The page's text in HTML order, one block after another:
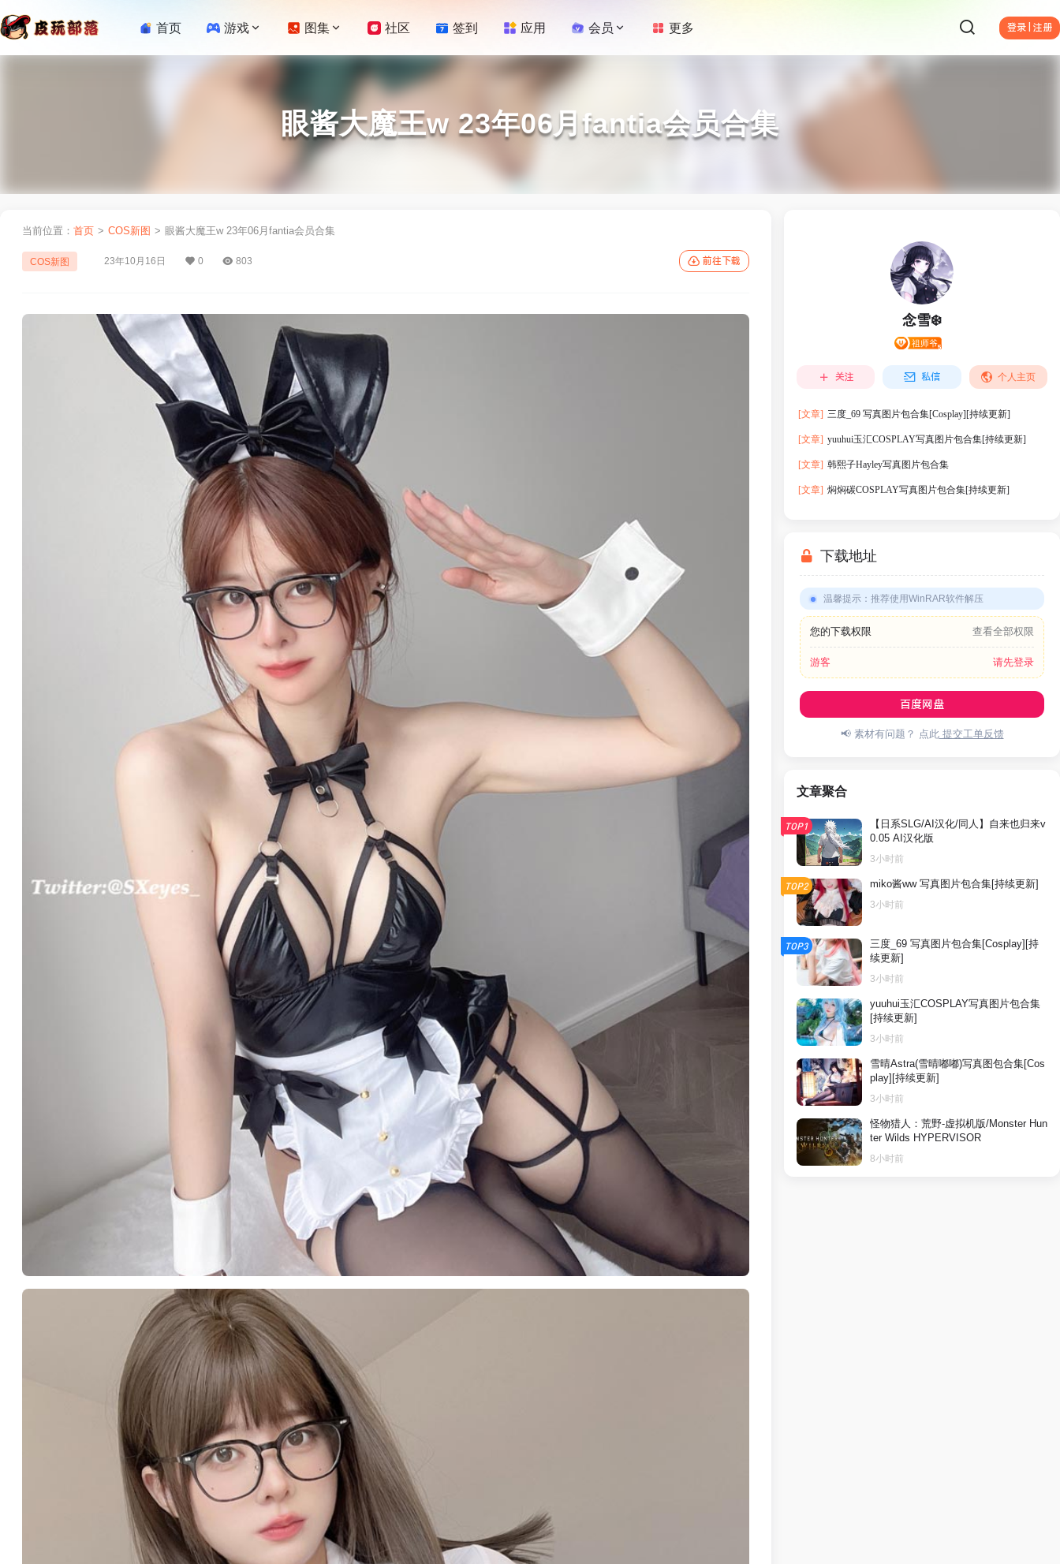
登录 | 注册
首页 游戏 图集 社区 签到 应用 会员 更多
眼酱大魔王w 23年06月fantia会员合集
当前位置： 首页 > COS新图 > 眼酱大魔王w 23年06月fantia会员合集
COS新图 23年10月16日 0 803 前往下载
念雪❄️
关注 私信 个人主页
[文章] 三度_69 写真图片包合集[Cosplay][持续更新]
[文章] yuuhui玉汇COSPLAY写真图片包合集[持续更新]
[文章] 韩熙子Hayley写真图片包合集
[文章] 焖焖碳COSPLAY写真图片包合集[持续更新]
下载地址
温馨提示 ： 推荐使用WinRAR软件解压
您的下载权限 查看全部权限
游客 请先登录
百度网盘
📢 素材有问题？ 点此提交工单反馈
文章聚合
TOP1
【日系SLG/AI汉化/同人】自来也归来v
0.05 AI汉化版
3小时前
TOP2
miko酱ww 写真图片包合集[持续更新]
3小时前
TOP3
三度_69 写真图片包合集[Cosplay][持
续更新]
3小时前
yuuhui玉汇COSPLAY写真图片包合集
[持续更新]
3小时前
雪晴Astra(雪晴嘟嘟)写真图包合集[Cos
play][持续更新]
3小时前
怪物猎人：荒野-虚拟机版/Monster Hun
ter Wilds HYPERVISOR
8小时前